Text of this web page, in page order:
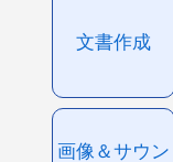
文書作成
画像＆サウン